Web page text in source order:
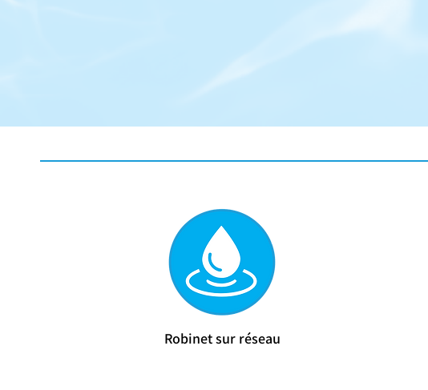
Robinet sur réseau